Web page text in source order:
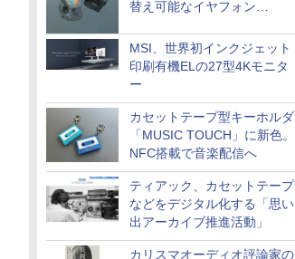
替え可能なイヤフォン
MSI、世界初インクジェット
印刷有機ELの27型4Kモニタ
ー
カセットテープ型キーホルダ
「MUSIC TOUCH」に新色。
NFC搭載で音楽配信へ
ティアック、カセットテープ
などをデジタル化する「思い
出アーカイブ推進活動」
カリスマオーディオ評論家の